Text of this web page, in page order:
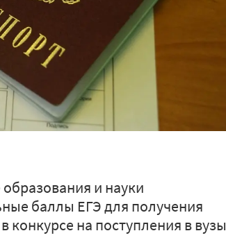
и науки
баллы ЕГЭ для получения
конкурсе на поступления в вузы